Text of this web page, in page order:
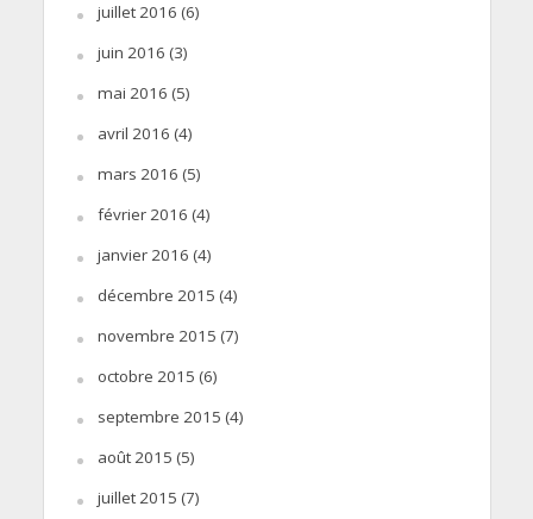
juillet 2016 (6)
juin 2016 (3)
mai 2016 (5)
avril 2016 (4)
mars 2016 (5)
février 2016 (4)
janvier 2016 (4)
décembre 2015 (4)
novembre 2015 (7)
octobre 2015 (6)
septembre 2015 (4)
août 2015 (5)
juillet 2015 (7)